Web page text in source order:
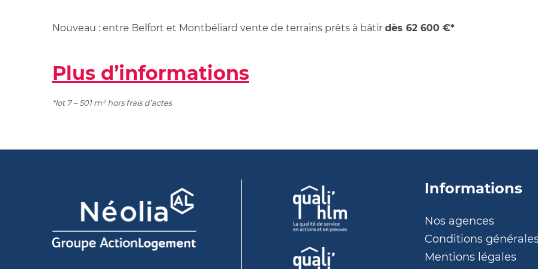
Nouveau : entre Belfort et Montbéliard vente de terrains prêts à bâtir dès 62 600 €*
Plus d’informations
*lot 7 – 501 m² hors frais d’actes
Informations
Nos agences
Conditions
Mentions légales